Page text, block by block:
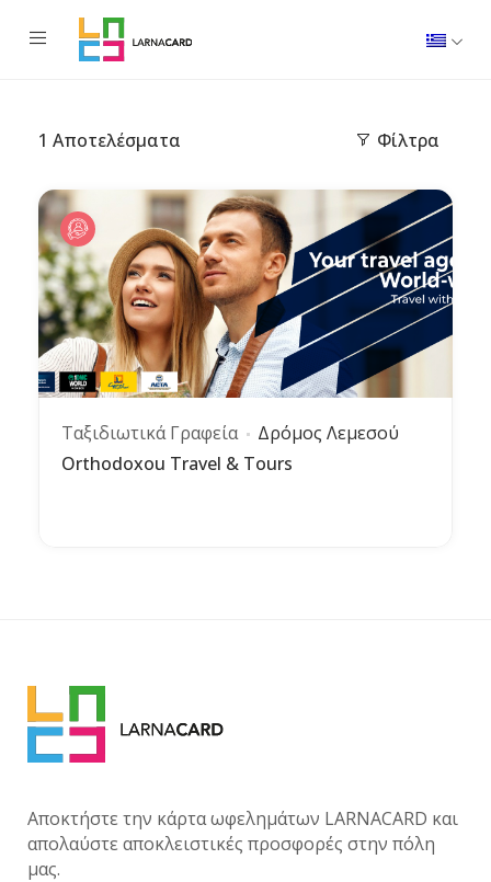
1 Αποτελέσματα Φίλτρα
Ταξιδιωτικά Γραφεία
Δρόμος Λεμεσού
Orthodoxou Travel & Tours
Αποκτήστε την κάρτα ωφελημάτων LARNACARD και
απολαύστε αποκλειστικές προσφορές στην πόλη
μας.